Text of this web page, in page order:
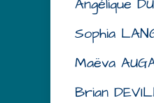
Angélique
Sophia
Maëva
Brian